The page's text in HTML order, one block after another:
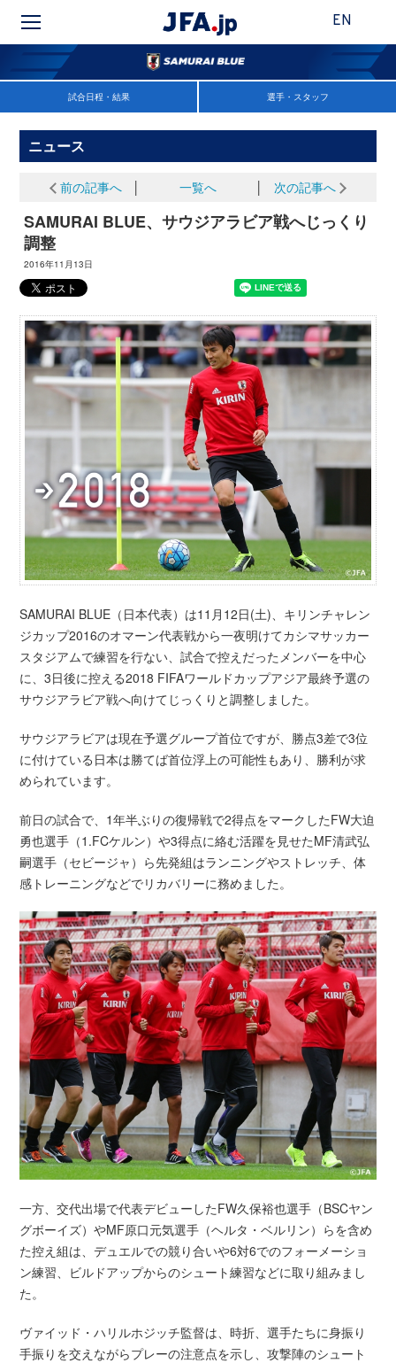
EN
試合日程・結果 選手・スタッフ
ニュース
前の記事へ 一覧へ 次の記事へ
SAMURAI BLUE、サウジアラビア戦へじっくり
調整
2016年11月13日
SAMURAI BLUE（日本代表）は11月12日(土)、キリンチャレン
ジカップ2016のオマーン代表戦から一夜明けてカシマサッカー
スタジアムで練習を行ない、試合で控えだったメンバーを中心
に、3日後に控える2018 FIFAワールドカップアジア最終予選の
サウジアラビア戦へ向けてじっくりと調整しました。
サウジアラビアは現在予選グループ首位ですが、勝点3差で3位
に付けている日本は勝てば首位浮上の可能性もあり、勝利が求
められています。
前日の試合で、1年半ぶりの復帰戦で2得点をマークしたFW大迫
勇也選手（1.FCケルン）や3得点に絡む活躍を見せたMF清武弘
嗣選手（セビージャ）ら先発組はランニングやストレッチ、体
感トレーニングなどでリカバリーに務めました。
一方、交代出場で代表デビューしたFW久保裕也選手（BSCヤン
グボーイズ）やMF原口元気選手（ヘルタ・ベルリン）らを含め
た控え組は、デュエルでの競り合いや6対6でのフォーメーショ
ン練習、ビルドアップからのシュート練習などに取り組みまし
た。
ヴァイッド・ハリルホジッチ監督は、時折、選手たちに身振り
手振りを交えながらプレーの注意点を示し、攻撃陣のシュート